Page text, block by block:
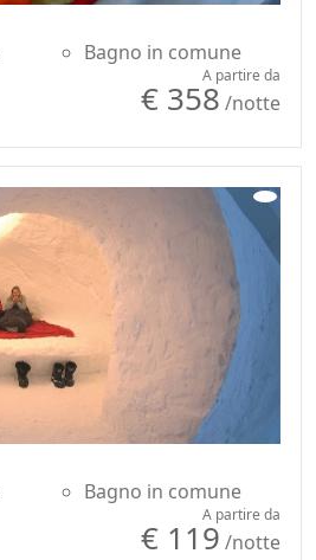
Bagno in comune
A partire da
€ 358 /notte
Bagno in comune
A partire da
€ 119 /notte